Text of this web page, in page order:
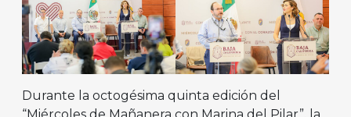
Durante la octogésima quinta edición del
“Miércoles de Mañanera con Marina del Pilar”, la